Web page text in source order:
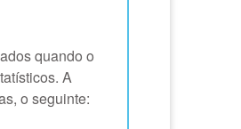
quando o
A
o seguinte: